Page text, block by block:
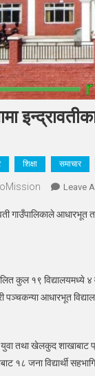
शिक्षा समाचार
Leave
गाउँपालिकाले आधारभूत
कुल १९ विद्यालयमध्ये
पञ्चकन्या आधारभूत
युवा तथा खेलकुद शाखाबाट
१८ जना विद्यार्थी